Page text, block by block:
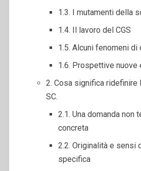
1.3. I mutamenti della
1.4. Il lavoro del CGS
1.5. Alcuni fenomeni di
1.6. Prospettive nuove
2. Cosa significa ridefinire
SC.
2.1. Una domanda non
concreta
2.2. Originalità e sensi
specifica